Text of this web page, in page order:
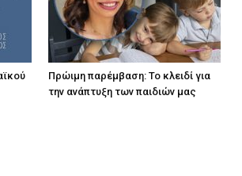
Πρώιμη παρέμβαση: Το κλειδί για
την ανάπτυξη των παιδιών µας